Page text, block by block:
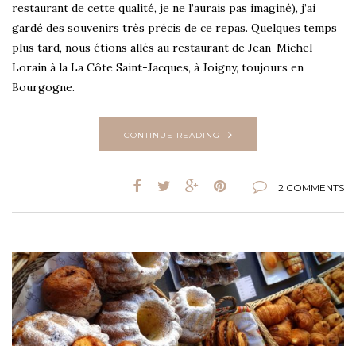
restaurant de cette qualité, je ne l’aurais pas imaginé), j’ai
gardé des souvenirs très précis de ce repas. Quelques temps
plus tard, nous étions allés au restaurant de Jean-Michel
Lorain à la La Côte Saint-Jacques, à Joigny, toujours en
Bourgogne.
CONTINUE READING
2 COMMENTS